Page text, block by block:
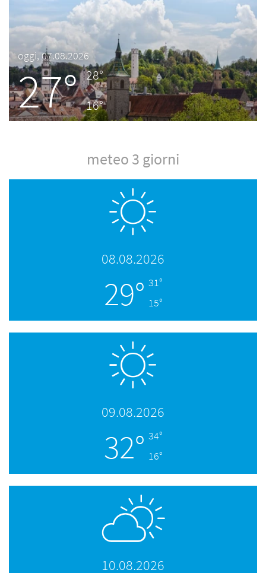
oggi, 07.08.2026
27° 28°
16°
meteo 3 giorni
08.08.2026
29° 31°
15°
09.08.2026
32° 34°
16°
10.08.2026